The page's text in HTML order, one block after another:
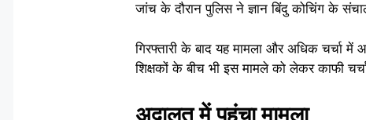
जांच के दौरान पुलिस ने ज्ञान बिंदु कोचिंग के
गिरफ्तारी के बाद यह मामला और अधिक चर्चा में
शिक्षकों के बीच भी इस मामले को लेकर काफी